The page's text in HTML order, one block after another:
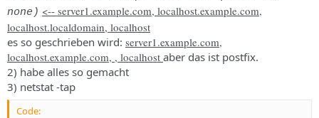
none) <-- server1.example.com, localhost.example.com,
localhost.localdomain, localhost
es so geschrieben wird: server1.example.com,
localhost.example.com, , localhost aber das ist postfix.
2) habe alles so gemacht
3) netstat -tap
Code: